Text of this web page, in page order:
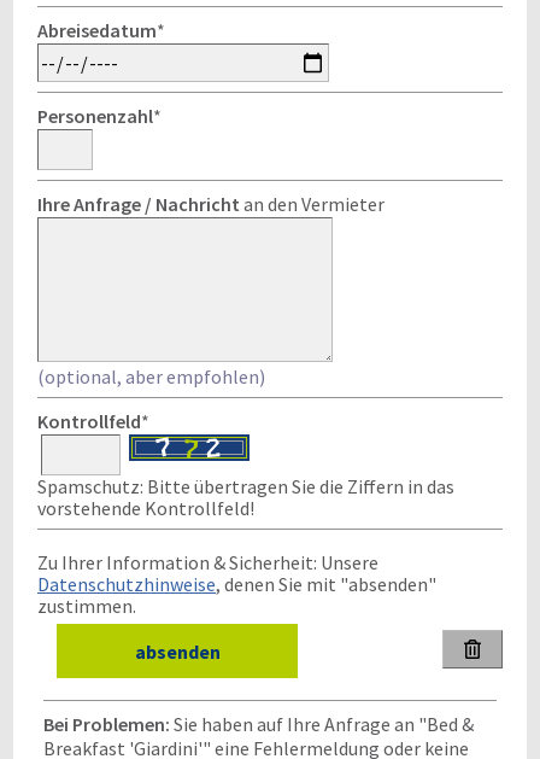
Abreisedatum*
Personenzahl*
Ihre Anfrage / Nachricht an den Vermieter
(optional, aber empfohlen)
Kontrollfeld*
Spamschutz: Bitte übertragen Sie die Ziffern in das
vorstehende Kontrollfeld!
Zu Ihrer Information & Sicherheit: Unsere
Datenschutzhinweise, denen Sie mit "absenden"
zustimmen.

Bei Problemen: Sie haben auf Ihre Anfrage an "Bed &
Breakfast 'Giardini'" eine Fehlermeldung oder keine